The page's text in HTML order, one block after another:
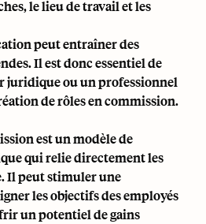
le lieu de travail et les
peut entraîner des
Il est donc essentiel de
juridique ou un professionnel
de rôles en commission.
est un modèle de
qui relie directement les
Il peut stimuler une
les objectifs des employés
un potentiel de gains